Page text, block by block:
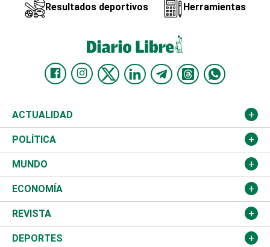
Resultados deportivos Herramientas
ACTUALIDAD
Nacional
Ciudad
Educación
Salud
Justicia
POLÍTICA
Partidos
JCE
TSE
Congreso Nacional
MUNDO
Estados Unidos
América Latina
Haití
ECONOMÍA
Finanzas
Turismo
REVISTA
Música
DEPORTES